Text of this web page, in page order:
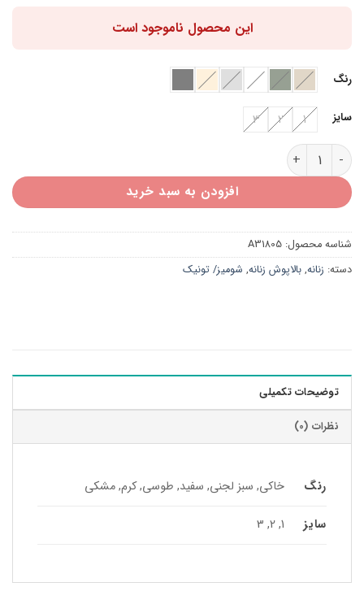
این محصول ناموجود است
رنگ
سایز 1
2
3
شومیز راه راه کتان A31805 عدد
افزودن به سبد خرید
شناسه محصول: A31805
دسته: زنانه, بالاپوش زنانه, شومیز/ تونیک
توضیحات تکمیلی
نظرات (0)
رنگ خاکی, سبز لجنی, سفید, طوسی, کرم, مشکی
سایز 1, 2, 3